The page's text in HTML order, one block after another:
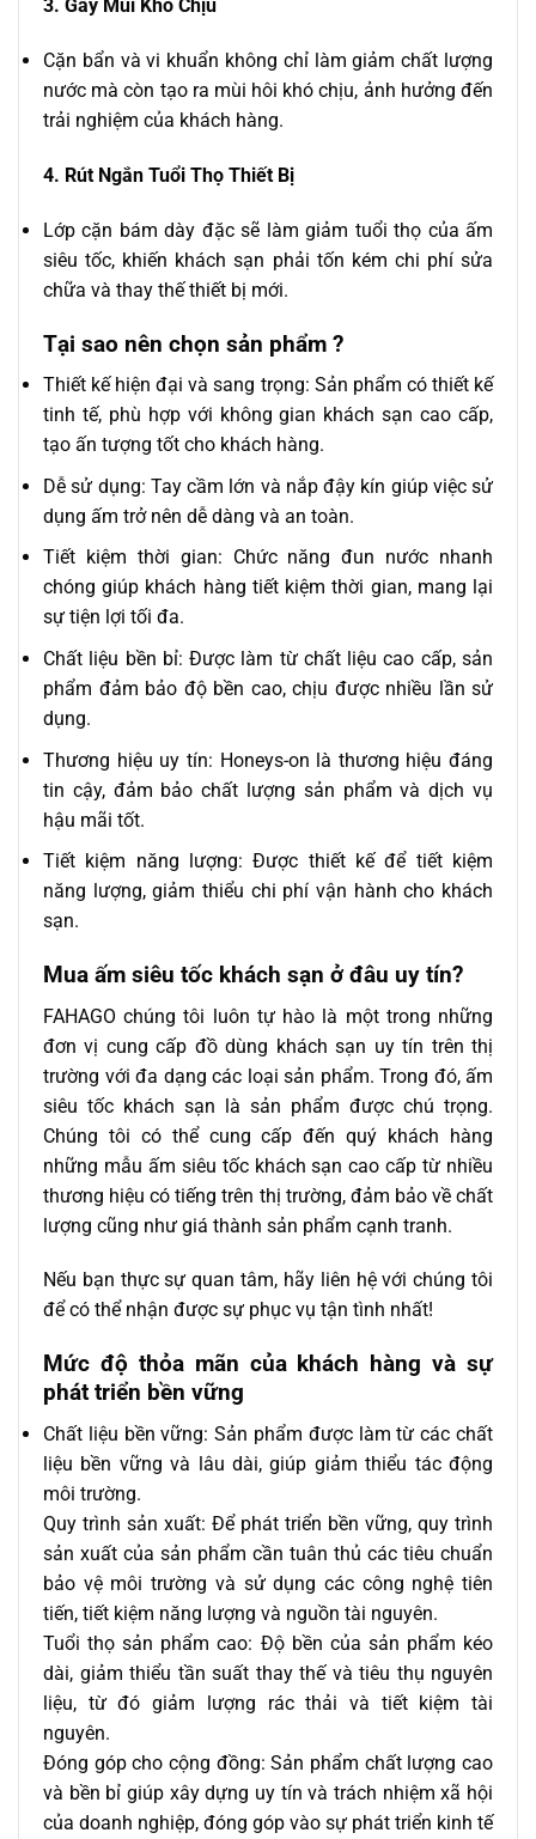
3. Gây Mùi Khó Chịu
Cặn bẩn và vi khuẩn không chỉ làm giảm chất lượng
nước mà còn tạo ra mùi hôi khó chịu, ảnh hưởng đến
trải nghiệm của khách hàng.
4. Rút Ngắn Tuổi Thọ Thiết Bị
Lớp cặn bám dày đặc sẽ làm giảm tuổi thọ của ấm
siêu tốc, khiến khách sạn phải tốn kém chi phí sửa
chữa và thay thế thiết bị mới.
Tại sao nên chọn sản phẩm ?
Thiết kế hiện đại và sang trọng: Sản phẩm có thiết kế
tinh tế, phù hợp với không gian khách sạn cao cấp,
tạo ấn tượng tốt cho khách hàng.
Dễ sử dụng: Tay cầm lớn và nắp đậy kín giúp việc sử
dụng ấm trở nên dễ dàng và an toàn.
Tiết kiệm thời gian: Chức năng đun nước nhanh
chóng giúp khách hàng tiết kiệm thời gian, mang lại
sự tiện lợi tối đa.
Chất liệu bền bỉ: Được làm từ chất liệu cao cấp, sản
phẩm đảm bảo độ bền cao, chịu được nhiều lần sử
dụng.
Thương hiệu uy tín: Honeys-on là thương hiệu đáng
tin cậy, đảm bảo chất lượng sản phẩm và dịch vụ
hậu mãi tốt.
Tiết kiệm năng lượng: Được thiết kế để tiết kiệm
năng lượng, giảm thiểu chi phí vận hành cho khách
sạn.
Mua ấm siêu tốc khách sạn ở đâu uy tín?
FAHAGO chúng tôi luôn tự hào là một trong những
đơn vị cung cấp đồ dùng khách sạn uy tín trên thị
trường với đa dạng các loại sản phẩm. Trong đó, ấm
siêu tốc khách sạn là sản phẩm được chú trọng.
Chúng tôi có thể cung cấp đến quý khách hàng
những mẫu ấm siêu tốc khách sạn cao cấp từ nhiều
thương hiệu có tiếng trên thị trường, đảm bảo về chất
lượng cũng như giá thành sản phẩm cạnh tranh.
Nếu bạn thực sự quan tâm, hãy liên hệ với chúng tôi
để có thể nhận được sự phục vụ tận tình nhất!
Mức độ thỏa mãn của khách hàng và sự
phát triển bền vững
Chất liệu bền vững: Sản phẩm được làm từ các chất
liệu bền vững và lâu dài, giúp giảm thiểu tác động
môi trường.
Quy trình sản xuất: Để phát triển bền vững, quy trình
sản xuất của sản phẩm cần tuân thủ các tiêu chuẩn
bảo vệ môi trường và sử dụng các công nghệ tiên
tiến, tiết kiệm năng lượng và nguồn tài nguyên.
Tuổi thọ sản phẩm cao: Độ bền của sản phẩm kéo
dài, giảm thiểu tần suất thay thế và tiêu thụ nguyên
liệu, từ đó giảm lượng rác thải và tiết kiệm tài
nguyên.
Đóng góp cho cộng đồng: Sản phẩm chất lượng cao
và bền bỉ giúp xây dựng uy tín và trách nhiệm xã hội
của doanh nghiệp, đóng góp vào sự phát triển kinh tế